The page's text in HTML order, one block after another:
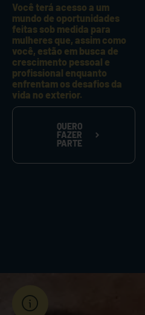
Você terá acesso a um
mundo de oportunidades
feitas sob medida para
mulheres que, assim como
você, estão em busca de
crescimento pessoal e
profissional enquanto
enfrentam os desafios da
vida no exterior.
QUERO
FAZER
PARTE